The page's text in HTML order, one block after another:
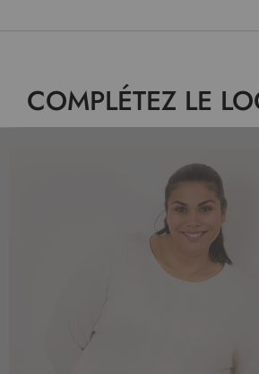
COMPLÉTEZ LE